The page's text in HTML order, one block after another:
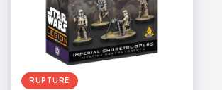
RUPTURE